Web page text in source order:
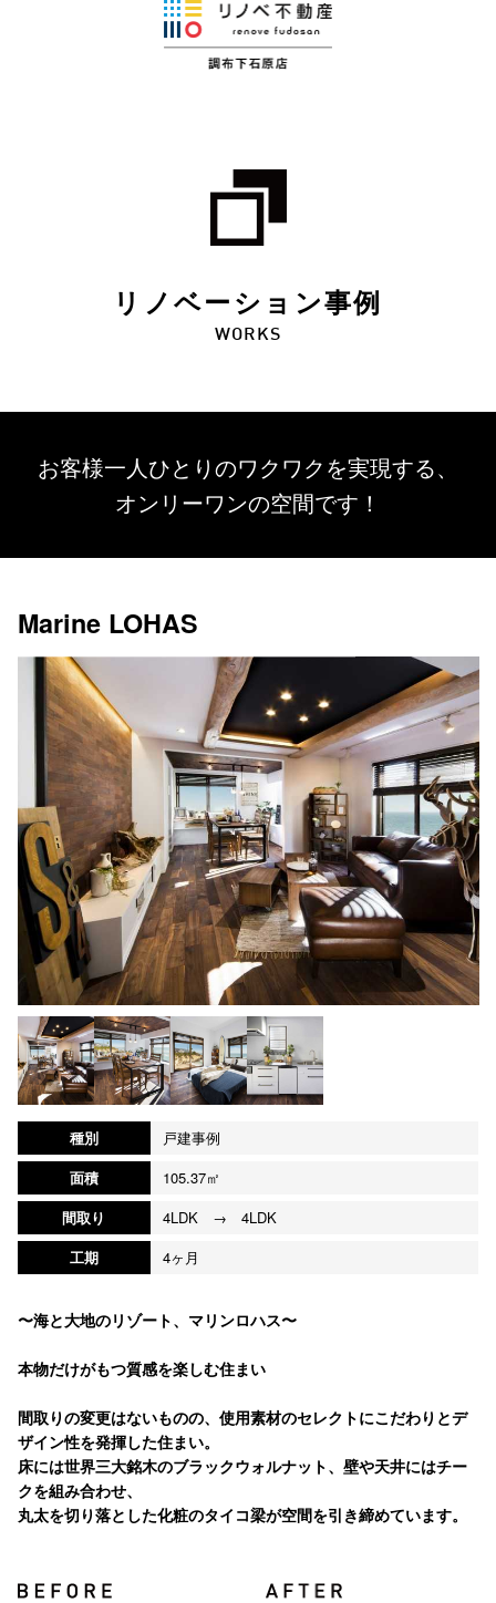
リノベーション事例
WORKS
お客様一人ひとりのワクワクを実現する、
オンリーワンの空間です！
Marine LOHAS
種別
戸建事例
面積
105.37㎡
間取り
4LDK → 4LDK
工期
4ヶ月
〜海と大地のリゾート、マリンロハス〜
本物だけがもつ質感を楽しむ住まい
間取りの変更はないものの、使用素材のセレクトにこだわりとデ
ザイン性を発揮した住まい。
床には世界三大銘木のブラックウォルナット、壁や天井にはチー
クを組み合わせ、
丸太を切り落とした化粧のタイコ梁が空間を引き締めています。